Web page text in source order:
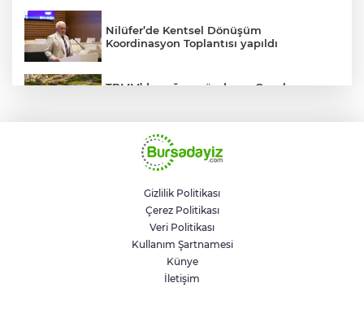
Nilüfer’de Kentsel Dönüşüm
Koordinasyon Toplantısı yapıldı
TBMM’de yoğun gündem... Çocuk
BUSKİ'den su tarifeleri açıklaması... Aylık
güncelleme yeni zam uygulaması değil
Geleceğin milli kaykaycıları
Osmangazi’de yarışıyor
Gizlilik Politikası
Çerez Politikası
Veri Politikası
Kullanım Şartnamesi
Künye
İletişim